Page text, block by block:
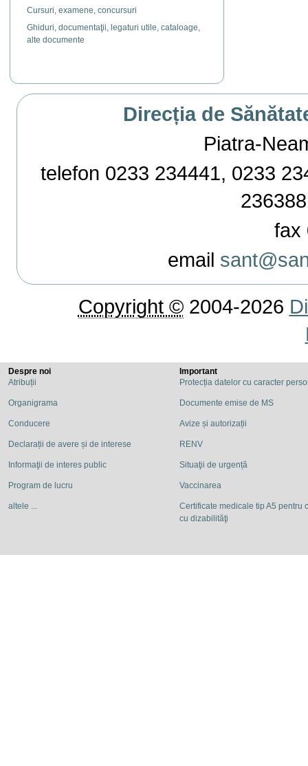
Cursuri, examene, concursuri
Ghiduri, documentaţii, legaturi utile, cataloage,
alte documente
Direcția de
Piatra-
telefon 0233 234441, 0233
fax
email
Copyright ©2004-2026
Despre noi
Atribuții
Organigrama
Conducere
Declarații de avere și de interese
Informaţii de interes public
Program de lucru
altele ...
Important
Protecția datelor cu caracter
Documente emise de MS
Avize și autorizații
RENV
Situaţii de urgență
Vaccinarea
Certificate medicale tip A5 pentru
cu dizabilităţi